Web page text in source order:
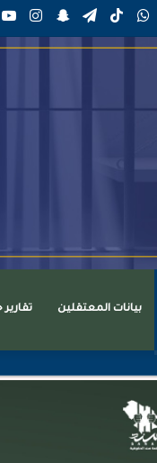
سناب
تشات
تيلقرامTikTokواتساب mail
بيانات المعتقلين